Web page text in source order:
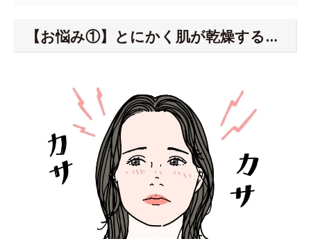
【お悩み①】とにかく肌が乾燥する…